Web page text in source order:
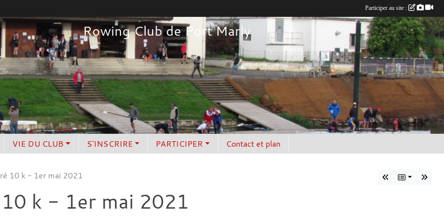
Rowing Club de Port Marly
VIE DU CLUB S'INSCRIRE PARTICIPER Contact et plan
10 k - 1er mai 2021
k - 1er mai 2021
Participer au site :